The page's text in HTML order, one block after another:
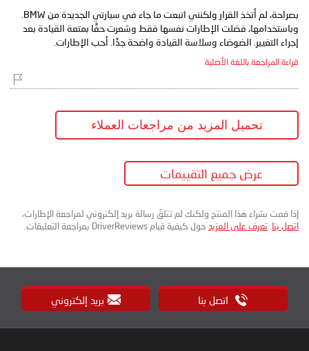
وباستخدامها، فضلت الإطارات نفسها فقط وشعرت حقًا بمتعة القيادة بعد
إجراء التغيير. الضوضاء وسلاسة القيادة واضحة جدًا. أحب الإطارات.
قراءة المراجعة باللغة الأصلية
تحميل المزيد من مراجعات العملاء
عرض جميع التقييمات
إذا قمت بشراء هذا المنتج ولكنك لم تتلقَ رسالة بريد إلكتروني لمراجعة الإطارات،
اتصل بنا. تعرف على المزيد حول كيفية قيام DriverReviews بمراجعة التعليقات.
اتصل بنا بريد إلكتروني